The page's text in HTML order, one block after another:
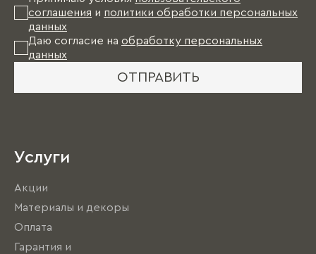
соглашения и политики обработки персональных
данных
Даю согласие на обработку персональных
данных
ОТПРАВИТЬ
Услуги
Акции
Материалы и декоры
Оплата
Гарантия и